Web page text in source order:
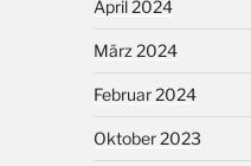
April 2024
März 2024
Februar 2024
Oktober 2023